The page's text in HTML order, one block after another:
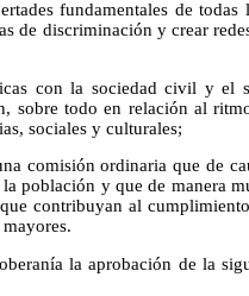
fundamentales de todas
de discriminación y crear
con la sociedad civil y el
sobre todo en relación al
sociales y culturales;
comisión ordinaria que de
población y que de manera
contribuyan al
la aprobación de la